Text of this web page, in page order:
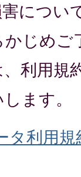
につい
じめご
利用規
ます。
タ利用